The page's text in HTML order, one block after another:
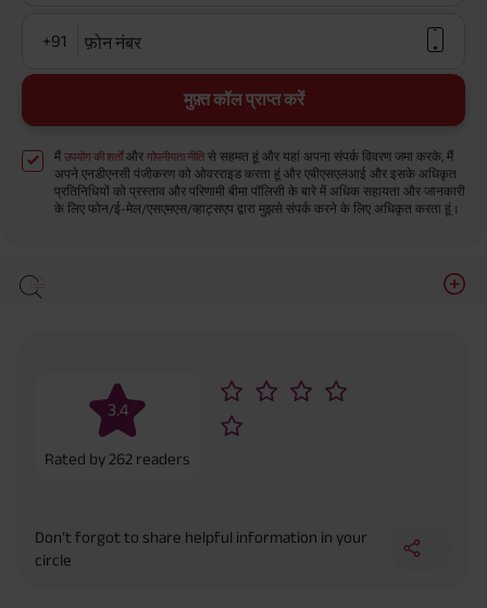
+91 फ़ोन नंबर
मुफ़्त कॉल प्राप्त करें
मैं उपयोग की शर्तोंऔर गोपनीयता नीति से सहमत हूं और यहां अपना संपर्क विवरण जमा करके, मैं
अपने एनडीएनसी पंजीकरण को ओवरराइड करता हूं और एबीएसएलआई और इसके अधिकृत
प्रतिनिधियों को प्रस्ताव और परिणामी बीमा पॉलिसी के बारे में अधिक सहायता और जानकारी
के लिए फोन/ई-मेल/एसएमएस/व्हाट्सएप द्वारा मुझसे संपर्क करने के लिए अधिकृत करता हूं।
3.4
Rated by 262 readers
Don’t forgot to share helpful information in your
circle